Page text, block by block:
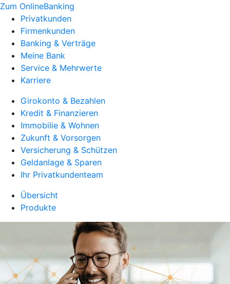
Zum OnlineBanking
Privatkunden
Firmenkunden
Banking & Verträge
Meine Bank
Service & Mehrwerte
Karriere
Girokonto & Bezahlen
Kredit & Finanzieren
Immobilie & Wohnen
Zukunft & Vorsorgen
Versicherung & Schützen
Geldanlage & Sparen
Ihr Privatkundenteam
Übersicht
Produkte